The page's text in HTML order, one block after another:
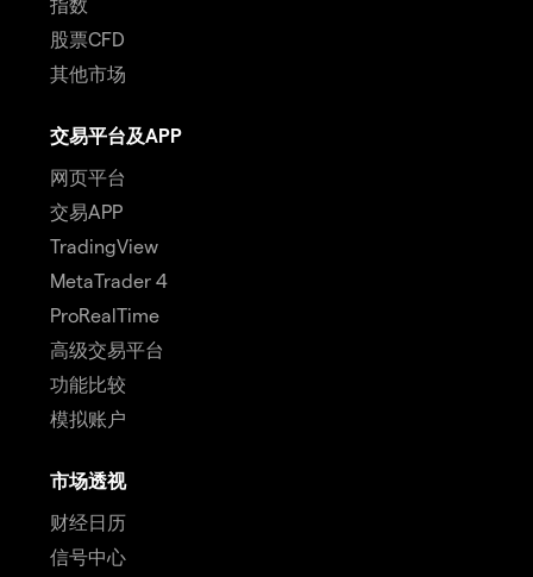
指数
股票CFD
其他市场
交易平台及APP
网页平台
交易APP
TradingView
MetaTrader 4
ProRealTime
高级交易平台
功能比较
模拟账户
市场透视
财经日历
信号中心